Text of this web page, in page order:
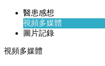
醫患感想
視頻多媒體
圖片記錄
視頻多媒體